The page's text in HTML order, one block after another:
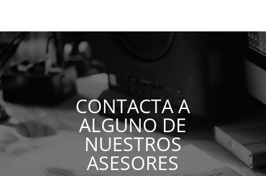
CONTACTA A
ALGUNO DE
NUESTROS
ASESORES